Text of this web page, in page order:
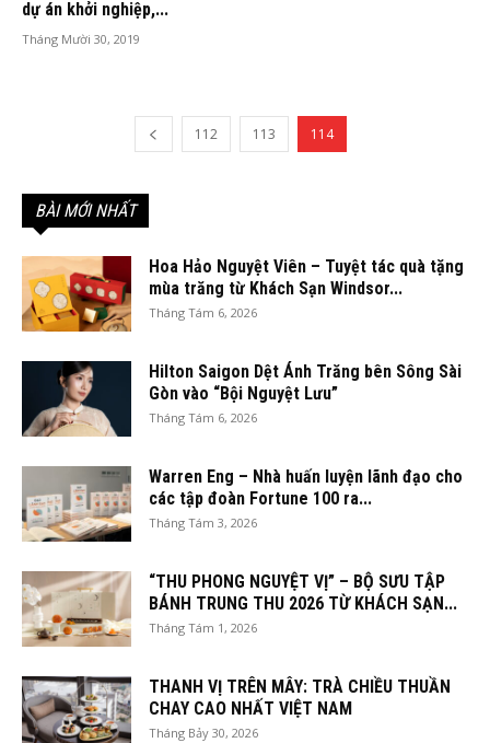
dự án khởi nghiệp,...
Tháng Mười 30, 2019
112 113 114
BÀI MỚI NHẤT
Hoa Hảo Nguyệt Viên – Tuyệt tác quà tặng
mùa trăng từ Khách Sạn Windsor...
Tháng Tám 6, 2026
Hilton Saigon Dệt Ánh Trăng bên Sông Sài
Gòn vào “Bội Nguyệt Lưu”
Tháng Tám 6, 2026
Warren Eng – Nhà huấn luyện lãnh đạo cho
các tập đoàn Fortune 100 ra...
Tháng Tám 3, 2026
“THU PHONG NGUYỆT VỊ” – BỘ SƯU TẬP
BÁNH TRUNG THU 2026 TỪ KHÁCH SẠN...
Tháng Tám 1, 2026
THANH VỊ TRÊN MÂY: TRÀ CHIỀU THUẦN
CHAY CAO NHẤT VIỆT NAM
Tháng Bảy 30, 2026